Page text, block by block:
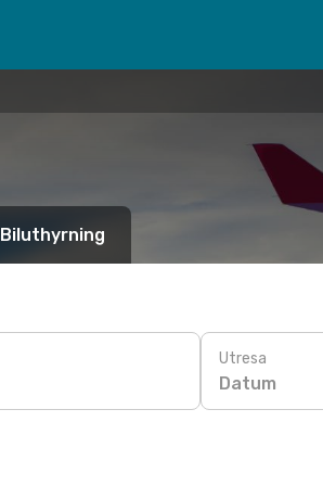
Biluthyrning
Utresa
Datum